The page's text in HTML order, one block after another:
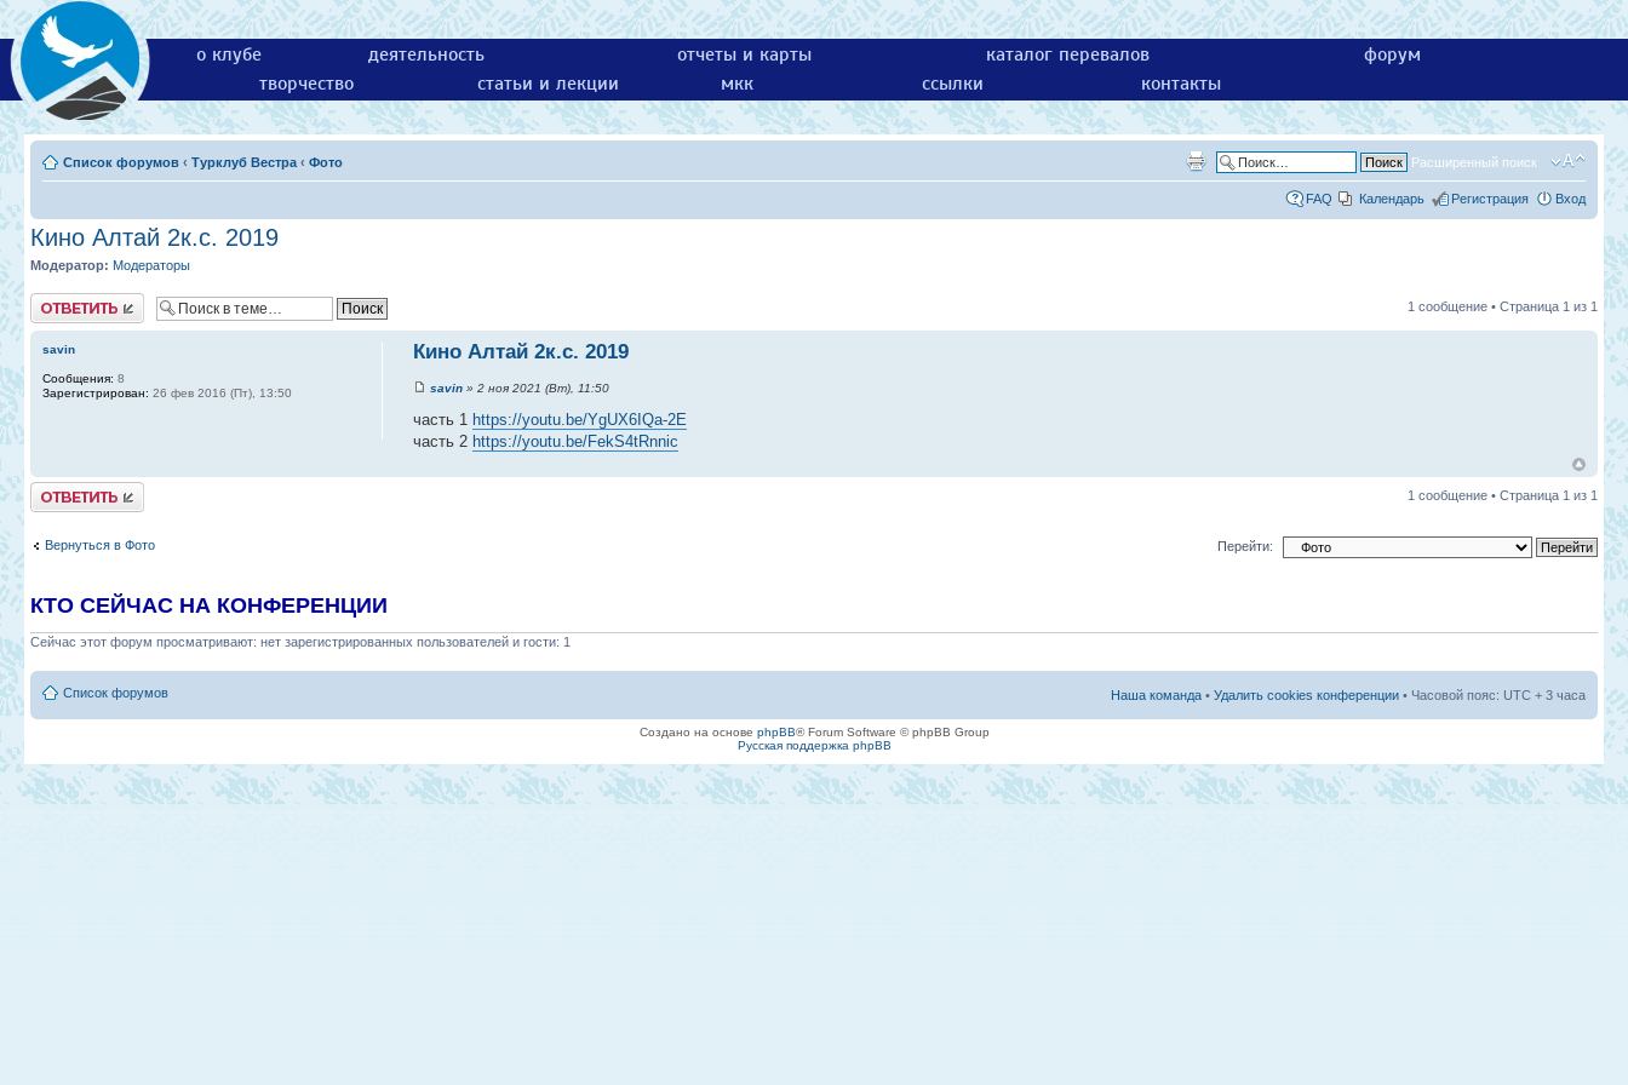
о клубе деятельность отчеты и карты каталог перевалов
форум
творчество
статьи и лекции мкк ссылки контакты
Список форумов ‹ Турклуб Вестра ‹ Фото Расширенный поиск
FAQ Календарь Регистрация Вход
Кино Алтай 2к.с. 2019
Модератор: Модераторы
Ответить 1 сообщение • Страница 1 из 1
Кино Алтай 2к.с. 2019
savin» 2 ноя 2021 (Вт), 11:50
часть 1 https://youtu.be/YgUX6IQa-2E
часть 2 https://youtu.be/FekS4tRnnic
savin
Сообщения: 8
Зарегистрирован: 26 фев 2016 (Пт), 13:50
Ответить 1 сообщение • Страница 1 из 1
Вернуться в Фото Перейти:
КТО СЕЙЧАС НА КОНФЕРЕНЦИИ
Сейчас этот форум просматривают: нет зарегистрированных пользователей и гости: 1
Список форумов Наша команда • Удалить cookies конференции • Часовой пояс: UTC + 3 часа
Создано на основе phpBB® Forum Software © phpBB Group
Русская поддержка phpBB